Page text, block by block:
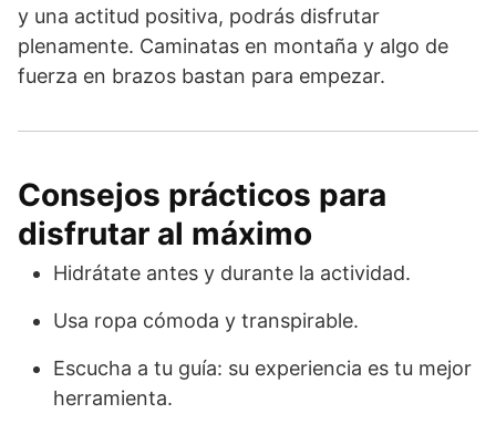
y una actitud positiva, podrás disfrutar
plenamente. Caminatas en montaña y algo de
fuerza en brazos bastan para empezar.
Consejos prácticos para
disfrutar al máximo
Hidrátate antes y durante la actividad.
Usa ropa cómoda y transpirable.
Escucha a tu guía: su experiencia es tu mejor
herramienta.